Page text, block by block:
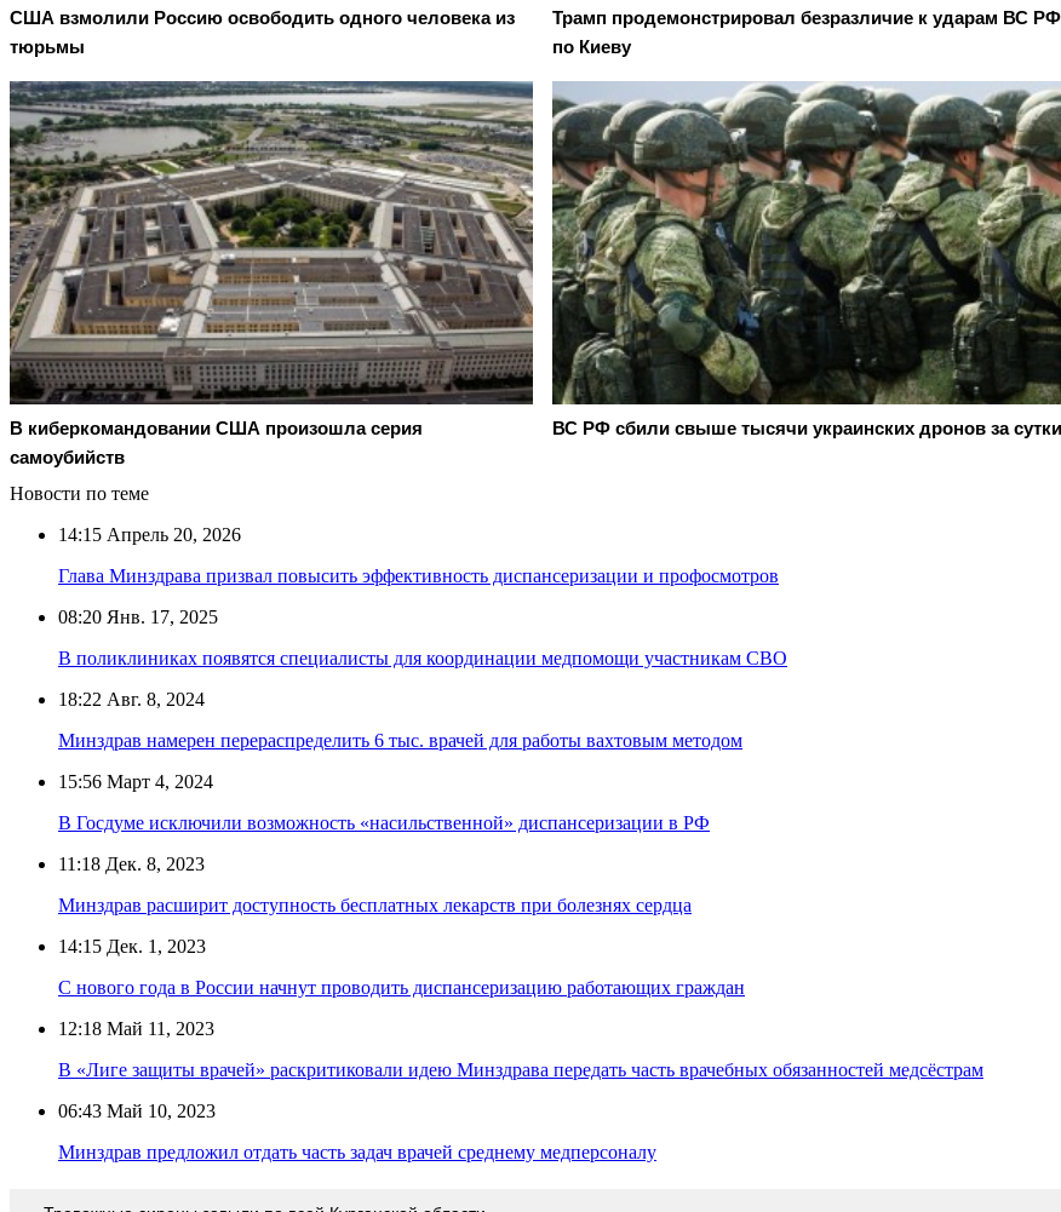
США взмолили Россию освободить одного человека из
тюрьмы
Трамп продемонстрировал безразличие к ударам ВС РФ
по Киеву
В киберкомандовании США произошла серия
самоубийств
ВС РФ сбили свыше тысячи украинских дронов за сутки
Новости по теме
14:15 Апрель 20, 2026
Глава Минздрава призвал повысить эффективность диспансеризации и профосмотров
08:20 Янв. 17, 2025
В поликлиниках появятся специалисты для координации медпомощи участникам СВО
18:22 Авг. 8, 2024
Минздрав намерен перераспределить 6 тыс. врачей для работы вахтовым методом
15:56 Март 4, 2024
В Госдуме исключили возможность «насильственной» диспансеризации в РФ
11:18 Дек. 8, 2023
Минздрав расширит доступность бесплатных лекарств при болезнях сердца
14:15 Дек. 1, 2023
С нового года в России начнут проводить диспансеризацию работающих граждан
12:18 Май 11, 2023
В «Лиге защиты врачей» раскритиковали идею Минздрава передать часть врачебных обязанностей медсёстрам
06:43 Май 10, 2023
Минздрав предложил отдать часть задач врачей среднему медперсоналу